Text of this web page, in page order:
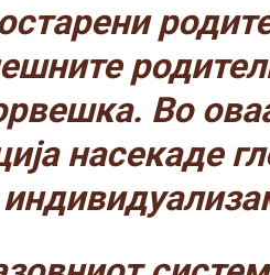
Во
насекаде